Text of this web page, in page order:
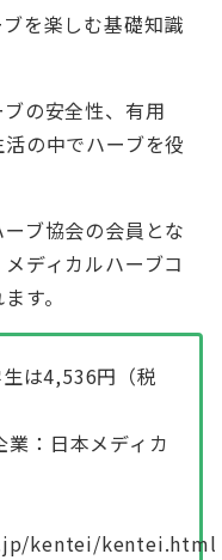
を楽しむ基礎知識
の安全性、有用
の中でハーブを役
ブ協会の会員とな
ディカルハーブコ
す。
は4,536円（税
業：日本メディカ
kentei/kentei.html